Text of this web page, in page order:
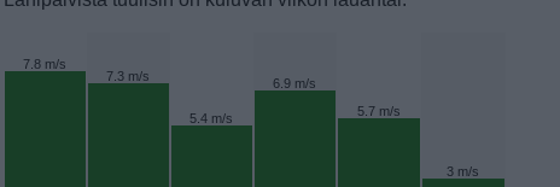
7.8 m/s
7.3 m/s
5.4 m/s
6.9 m/s
5.7 m/s
3 m/s